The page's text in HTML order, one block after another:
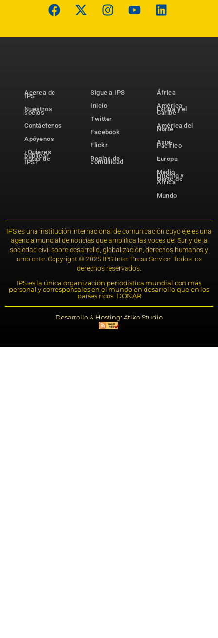
Acerca de
IPS
Nuestros
socios
Contáctenos
Apóyenos
¿Quieres
publicar
notas de
IPS?
Sigue a IPS
Inicio
Twitter
Facebook
Flickr
Reglas de
comunidad
África
América
Latina y el
Caribe
América del
Norte
Asia-
Pacífico
Europa
Medio
Oriente y
Norte de
África
Mundo
IPS es una institución internacional de comunicación cuyo eje es una
agencia mundial de noticias que amplifica las voces del Sur y de la
sociedad civil sobre desarrollo, globalización, derechos humanos y
ambiente. Copyright © 2025 IPS-Inter Press Service. Todos los
derechos reservados.
IPS es la única organización periodística mundial con más
personal y corresponsales en el mundo en desarrollo que en los
países ricos. DONAR
Desarrollo & Hosting: Atiko.Studio